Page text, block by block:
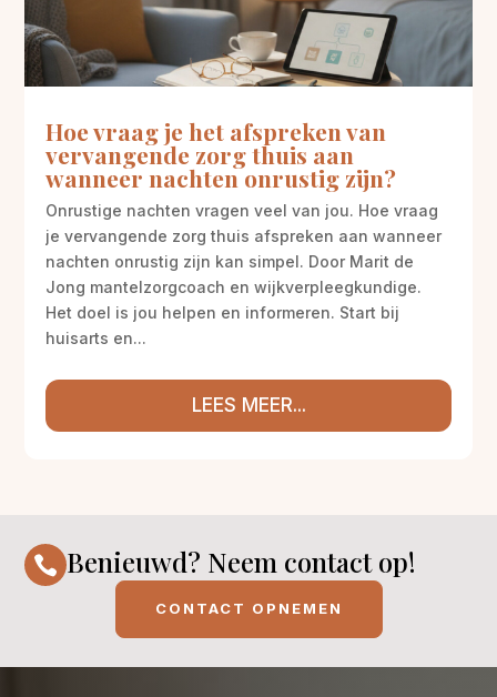
Hoe vraag je het afspreken van
vervangende zorg thuis aan
wanneer nachten onrustig zijn?
Onrustige nachten vragen veel van jou. Hoe vraag
je vervangende zorg thuis afspreken aan wanneer
nachten onrustig zijn kan simpel. Door Marit de
Jong mantelzorgcoach en wijkverpleegkundige.
Het doel is jou helpen en informeren. Start bij
huisarts en...
LEES MEER...
 Benieuwd? Neem contact op!
CONTACT OPNEMEN